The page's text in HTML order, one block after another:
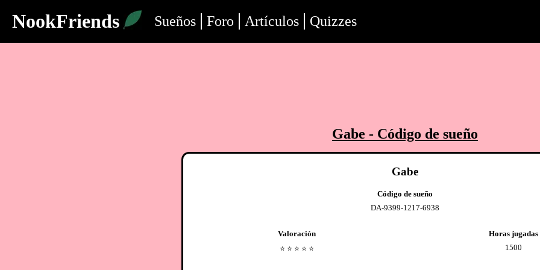
NookFriends Sueños Foro Artículos Quizzes
Gabe - Código de sueño
Gabe
Código de sueño
DA-9399-1217-6938
Valoración
⭐️ ⭐️ ⭐️ ⭐️ ⭐️
Horas jugadas
1500